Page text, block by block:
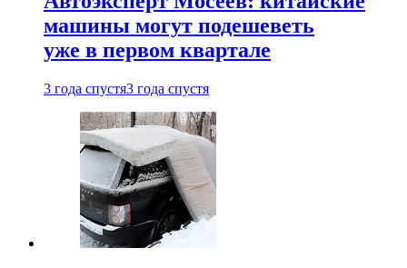
машины могут подешеветь
уже в первом квартале
3 года спустя3 года спустя